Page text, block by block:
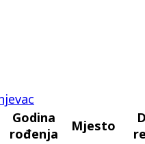
Godina
rođenja
Mjesto